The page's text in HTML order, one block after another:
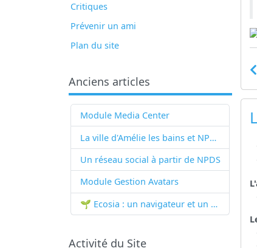
Critiques
Prévenir un ami
Plan du site
Anciens articles
Module Media Center
La ville d'Amélie les bains et NPDS
Un réseau social à partir de NPDS
Module Gestion Avatars
🌱 Ecosia : un navigateur et un moteur de recherche qui plantent des arbres !...
Activité du Site